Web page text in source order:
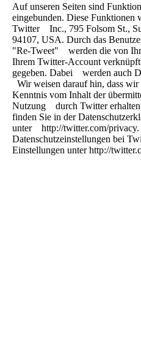
Auf unseren Seiten sind
eingebunden. Diese Funktionen
Twitter Inc., 795 Folsom St.,
94107, USA. Durch das
"Re-Tweet" werden die von
Ihrem Twitter-Account
gegeben. Dabei werden auch
Wir weisen darauf hin, dass
Kenntnis vom Inhalt der
Nutzung durch Twitter
finden Sie in der
unter http://twitter.com/
Datenschutzeinstellungen bei
Einstellungen unter http://